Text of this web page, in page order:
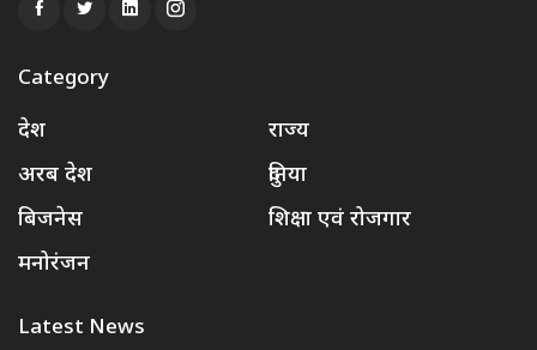
Category
देश
राज्य
अरब देश
दुनिया
बिजनेस
शिक्षा एवं रोजगार
मनोरंजन
Latest News